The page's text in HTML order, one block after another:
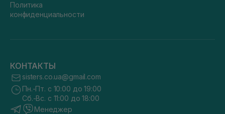
Политика
конфиденциальности
КОНТАКТЫ
sisters.co.ua@gmail.com
Пн.-Пт. с 10:00 до 19:00
Сб.-Вс. с 11:00 до 18:00
Менеджер